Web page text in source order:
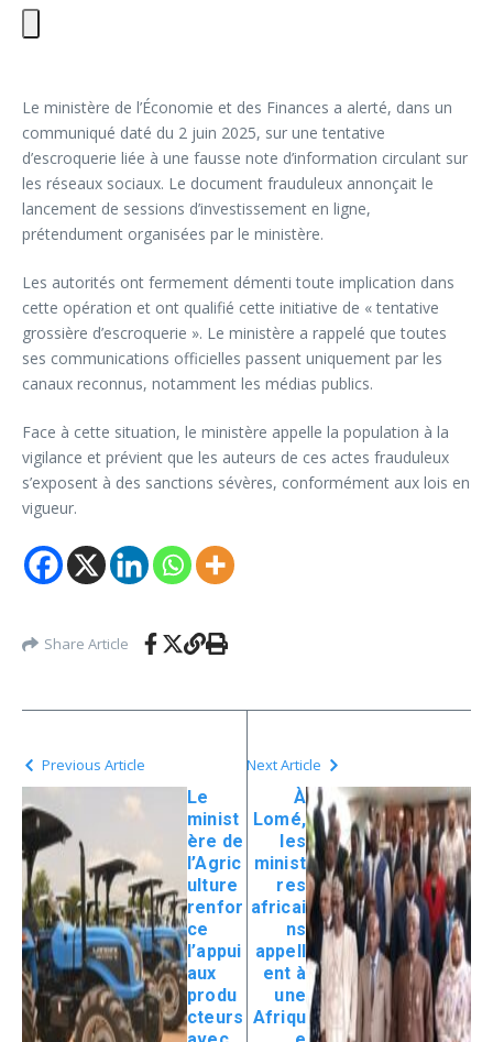
Le ministère de l’Économie et des Finances a alerté, dans un
communiqué daté du 2 juin 2025, sur une tentative
d’escroquerie liée à une fausse note d’information circulant sur
les réseaux sociaux. Le document frauduleux annonçait le
lancement de sessions d’investissement en ligne,
prétendument organisées par le ministère.
Les autorités ont fermement démenti toute implication dans
cette opération et ont qualifié cette initiative de « tentative
grossière d’escroquerie ». Le ministère a rappelé que toutes
ses communications officielles passent uniquement par les
canaux reconnus, notamment les médias publics.
Face à cette situation, le ministère appelle la population à la
vigilance et prévient que les auteurs de ces actes frauduleux
s’exposent à des sanctions sévères, conformément aux lois en
vigueur.
Share Article
Previous Article
Le
minist
ère de
l’Agric
ulture
renfor
ce
l’appui
aux
produ
cteurs
Next Article
À
Lomé,
les
minist
res
africai
ns
appell
ent à
une
Afriqu